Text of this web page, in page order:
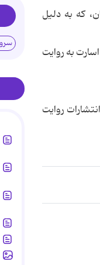
كه به دليل
به روايت
روايت